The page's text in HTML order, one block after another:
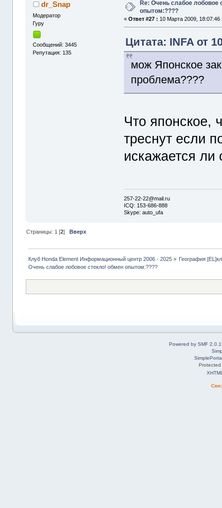
dr_Snap
Модератор
Гуру
Сообщений: 3445
Репутация: 135
Re: Очень слабое лобовое
опытом:????
«Ответ #27 : 10 Марта 2009, 18:07:46
Цитата: INFA от
мож Японское
проблема????
Что японское,
треснут если
искажается ли
257-22-22@mail.ru
ICQ: 153-686-888
Skype: auto_ufa
Страницы: 1 [2] Вверх
Клуб Honda Element Информационный центр 2006 - 2025» География
Очень слабое лобовое стекло! обмен опытом:????
Powered by SMF